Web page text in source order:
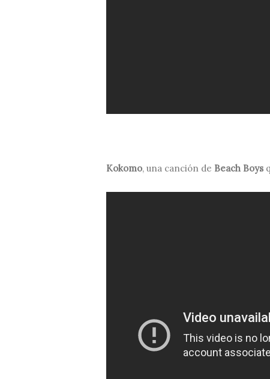
Kokomo, una canción de Beach Boys